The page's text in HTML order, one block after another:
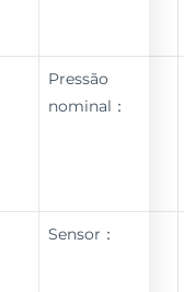
Pressão
nominal：
Sensor：